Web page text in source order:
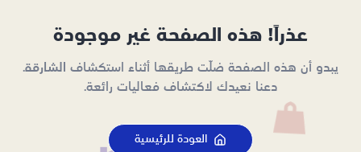
عذراً! هذه الصفحة غير موجودة
يبدو أن هذه الصفحة ضلّت طريقها أثناء استكشاف الشارقة.
دعنا نعيدك لاكتشاف فعاليات رائعة.
العودة للرئيسية